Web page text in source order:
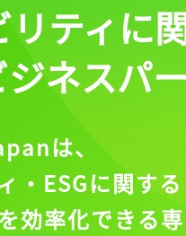
ティに
ネスパ
は、
・ESGに関する
効率化できる